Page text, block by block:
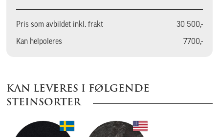
Pris som avbildet inkl. frakt 30 500,-
Kan helpoleres 7700,-
KAN LEVERES I FØLGENDE
STEINSORTER